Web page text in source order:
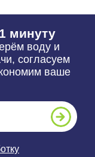
минуту
воду и
согласуем
ваше